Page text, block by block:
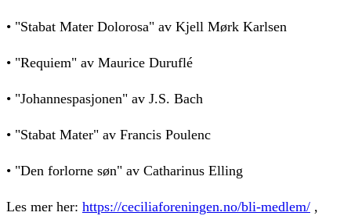
• "Stabat Mater Dolorosa" av Kjell Mørk Karlsen
• "Requiem" av Maurice Duruflé
• "Johannespasjonen" av J.S. Bach
• "Stabat Mater" av Francis Poulenc
• "Den forlorne søn" av Catharinus Elling
Les mer her: https://ceciliaforeningen.no/bli-medlem/ ,